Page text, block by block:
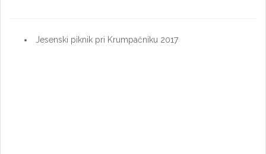
Jesenski piknik pri Krumpačniku 2017